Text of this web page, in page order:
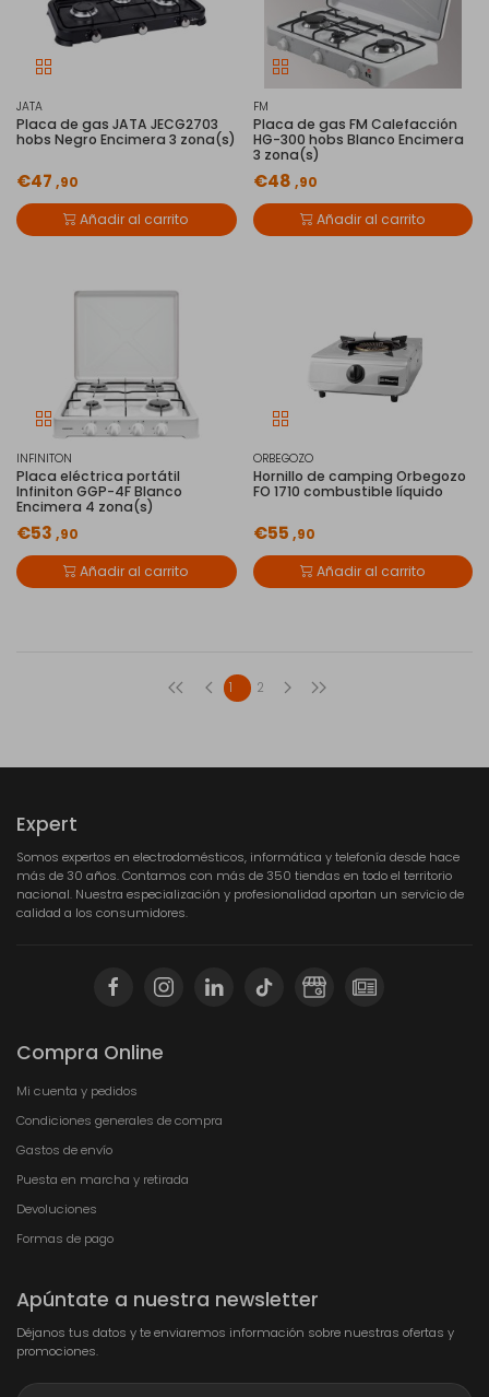
JATA
Placa de gas JATA JECG2703
hobs Negro Encimera 3 zona(s)
€47 ,90
Añadir al carrito
FM
Placa de gas FM Calefacción
HG-300 hobs Blanco Encimera
3 zona(s)
€48 ,90
Añadir al carrito
INFINITON
Placa eléctrica portátil
Infiniton GGP-4F Blanco
Encimera 4 zona(s)
€53 ,90
Añadir al carrito
ORBEGOZO
Hornillo de camping Orbegozo
FO 1710 combustible líquido
€55 ,90
Añadir al carrito
1 2
Expert
Somos expertos en electrodomésticos, informática y telefonía desde hace
más de 30 años. Contamos con más de 350 tiendas en todo el territorio
nacional. Nuestra especialización y profesionalidad aportan un servicio de
calidad a los consumidores.
Compra Online
Mi cuenta y pedidos
Condiciones generales de compra
Gastos de envío
Puesta en marcha y retirada
Devoluciones
Formas de pago
Apúntate a nuestra newsletter
Déjanos tus datos y te enviaremos información sobre nuestras ofertas y
promociones.